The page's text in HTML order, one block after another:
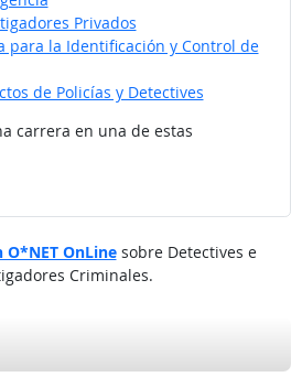
Privados
para la Identificación y Control de
de Policías y Detectives
carrera en una de estas
OnLinesobre Detectives e
Criminales.